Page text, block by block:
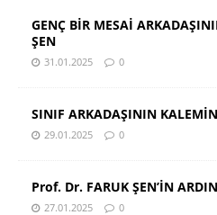
GENÇ BİR MESAİ
ŞEN
31.01.2025 0
SINIF ARKADAŞININ
29.01.2025 0
Prof. Dr. FARUK ŞEN’İN
27.01.2025 0